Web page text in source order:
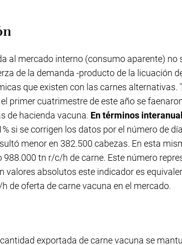
al mercado interno (consumo aparente) no
de la demanda -producto de la licuación
que existen con las carnes alternativas.
primer cuatrimestre de este año se
de hacienda vacuna. En términos
si se corrigen los datos por el número de
menor en 382.500 cabezas. En esta
tn r/c/h de carne. Este número
valores absolutos este indicador es
de oferta de carne vacuna en el mercado.
exportada de carne vacuna se